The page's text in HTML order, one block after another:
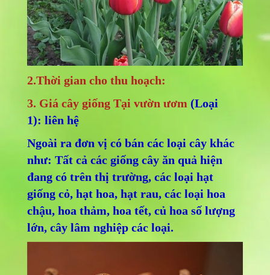
2.Thời gian cho thu hoạch:
3. Giá cây giống Tại vườn ươm (Loại
1): liên hệ
Ngoài ra đơn vị có bán các loại cây khác
như: Tất cả các giống cây ăn quả hiện
đang có trên thị trường, các loại hạt
giống cỏ, hạt hoa, hạt rau, các loại hoa
chậu, hoa thảm, hoa tết, củ hoa số lượng
lớn, cây lâm nghiệp các loại.